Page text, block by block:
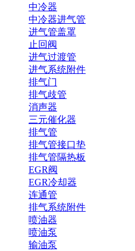
中冷器
中冷器进气管
进气管盖罩
止回阀
进气过渡管
进气系统附件
排气门
排气歧管
消声器
三元催化器
排气管
排气管接口垫
排气管隔热板
EGR阀
EGR冷却器
连通管
排气系统附件
喷油器
喷油泵
输油泵